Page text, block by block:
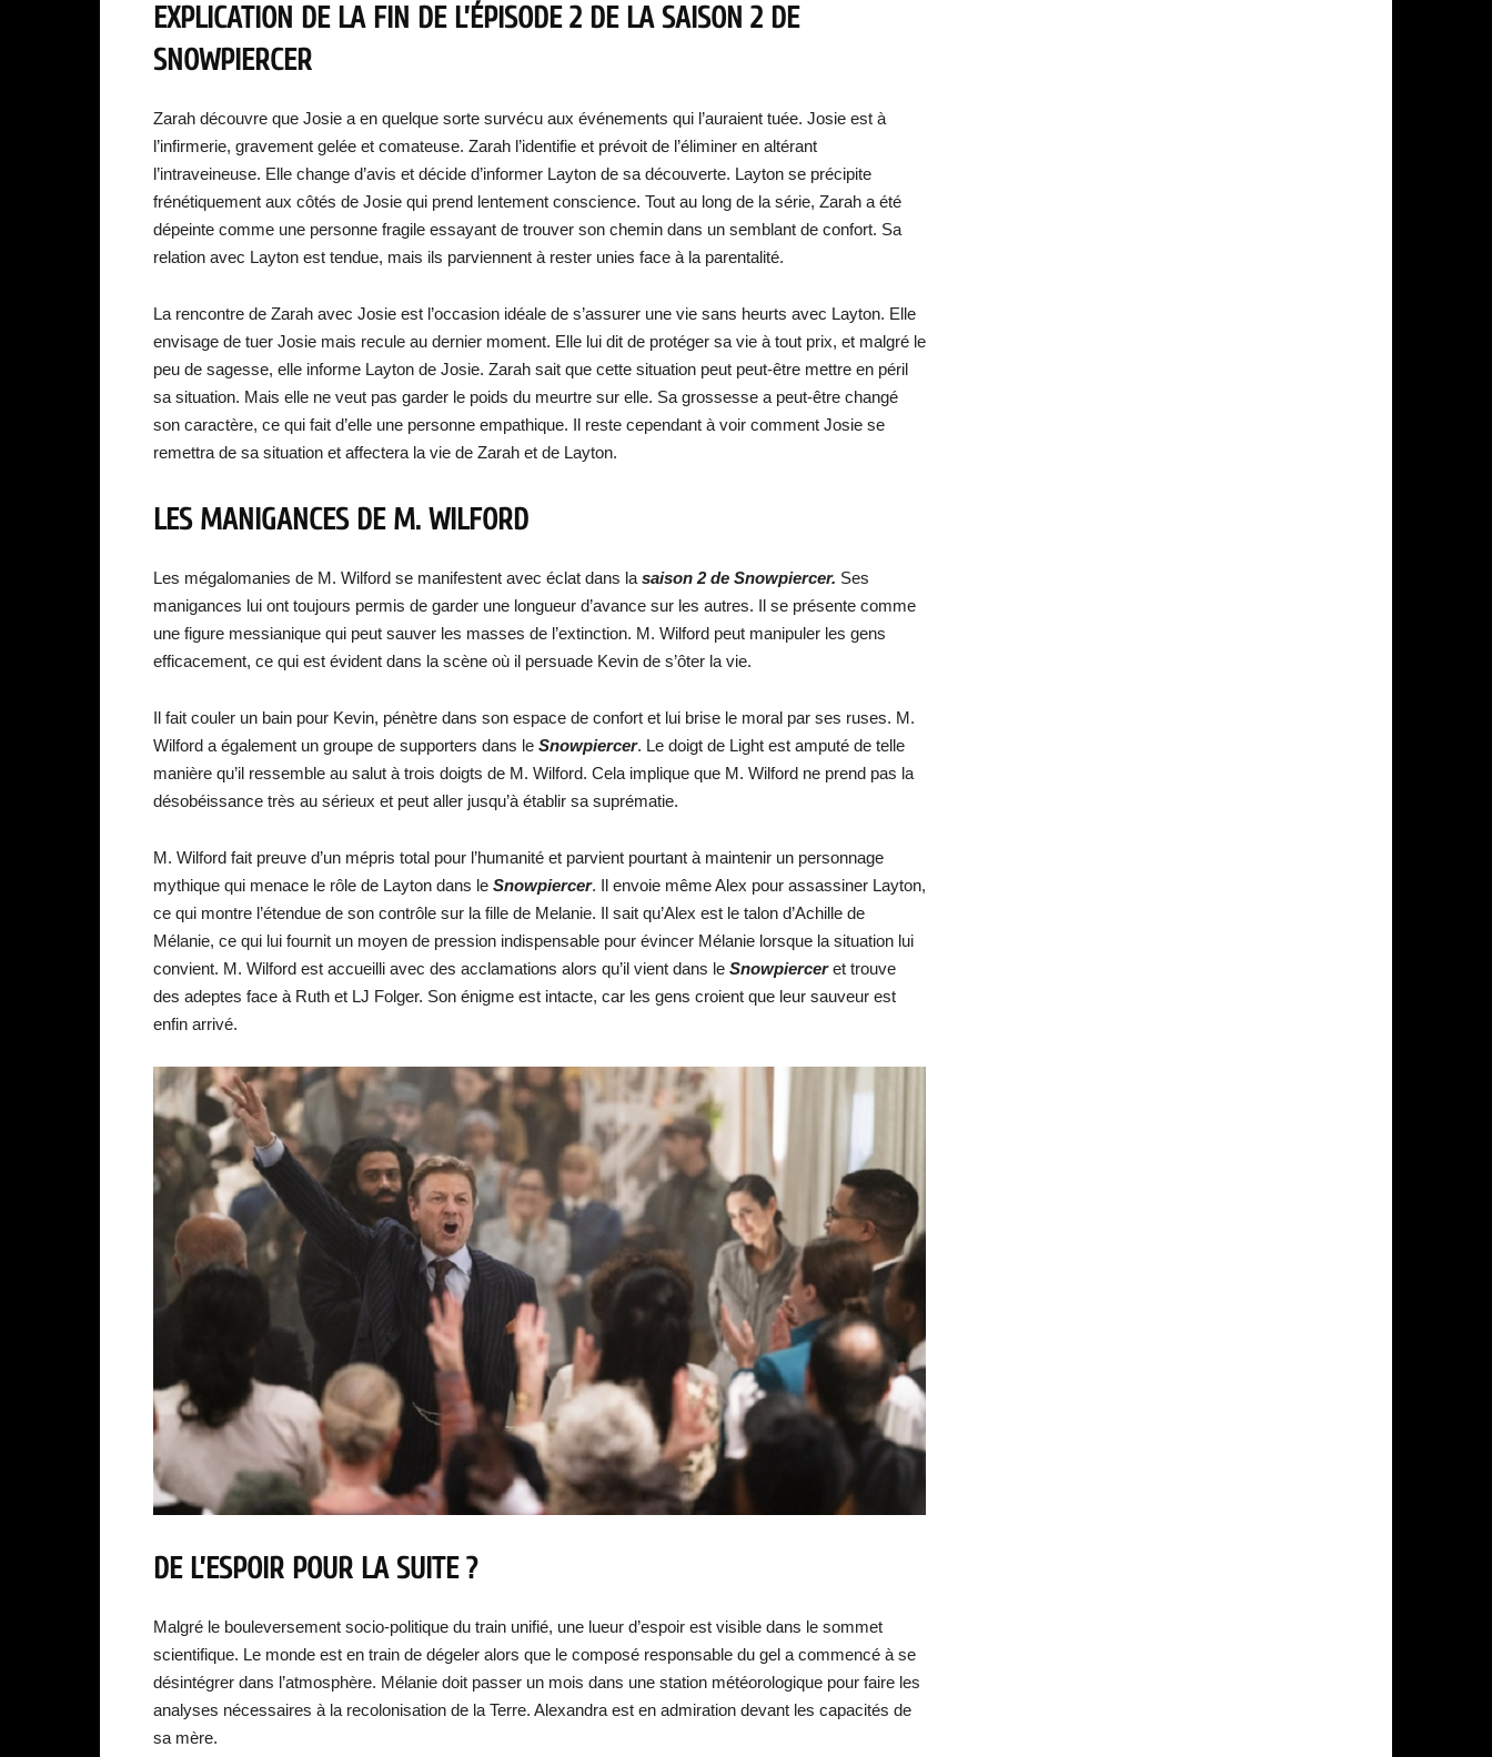
EXPLICATION DE LA FIN DE L’ÉPISODE 2 DE LA SAISON 2 DE
SNOWPIERCER
Zarah découvre que Josie a en quelque sorte survécu aux événements qui l’auraient tuée. Josie est à
l’infirmerie, gravement gelée et comateuse. Zarah l’identifie et prévoit de l’éliminer en altérant
l’intraveineuse. Elle change d’avis et décide d’informer Layton de sa découverte. Layton se précipite
frénétiquement aux côtés de Josie qui prend lentement conscience. Tout au long de la série, Zarah a été
dépeinte comme une personne fragile essayant de trouver son chemin dans un semblant de confort. Sa
relation avec Layton est tendue, mais ils parviennent à rester unies face à la parentalité.
La rencontre de Zarah avec Josie est l’occasion idéale de s’assurer une vie sans heurts avec Layton. Elle
envisage de tuer Josie mais recule au dernier moment. Elle lui dit de protéger sa vie à tout prix, et malgré le
peu de sagesse, elle informe Layton de Josie. Zarah sait que cette situation peut peut-être mettre en péril
sa situation. Mais elle ne veut pas garder le poids du meurtre sur elle. Sa grossesse a peut-être changé
son caractère, ce qui fait d’elle une personne empathique. Il reste cependant à voir comment Josie se
remettra de sa situation et affectera la vie de Zarah et de Layton.
LES MANIGANCES DE M. WILFORD
Les mégalomanies de M. Wilford se manifestent avec éclat dans la saison 2 de Snowpiercer. Ses
manigances lui ont toujours permis de garder une longueur d’avance sur les autres. Il se présente comme
une figure messianique qui peut sauver les masses de l’extinction. M. Wilford peut manipuler les gens
efficacement, ce qui est évident dans la scène où il persuade Kevin de s’ôter la vie.
Il fait couler un bain pour Kevin, pénètre dans son espace de confort et lui brise le moral par ses ruses. M.
Wilford a également un groupe de supporters dans le Snowpiercer. Le doigt de Light est amputé de telle
manière qu’il ressemble au salut à trois doigts de M. Wilford. Cela implique que M. Wilford ne prend pas la
désobéissance très au sérieux et peut aller jusqu’à établir sa suprématie.
M. Wilford fait preuve d’un mépris total pour l’humanité et parvient pourtant à maintenir un personnage
mythique qui menace le rôle de Layton dans le Snowpiercer. Il envoie même Alex pour assassiner Layton,
ce qui montre l’étendue de son contrôle sur la fille de Melanie. Il sait qu’Alex est le talon d’Achille de
Mélanie, ce qui lui fournit un moyen de pression indispensable pour évincer Mélanie lorsque la situation lui
convient. M. Wilford est accueilli avec des acclamations alors qu’il vient dans le Snowpierceret trouve
des adeptes face à Ruth et LJ Folger. Son énigme est intacte, car les gens croient que leur sauveur est
enfin arrivé.
DE L’ESPOIR POUR LA SUITE ?
Malgré le bouleversement socio-politique du train unifié, une lueur d’espoir est visible dans le sommet
scientifique. Le monde est en train de dégeler alors que le composé responsable du gel a commencé à se
désintégrer dans l’atmosphère. Mélanie doit passer un mois dans une station météorologique pour faire les
analyses nécessaires à la recolonisation de la Terre. Alexandra est en admiration devant les capacités de
sa mère.